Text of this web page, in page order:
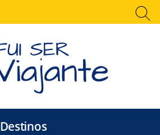
Destinos
FECHAR